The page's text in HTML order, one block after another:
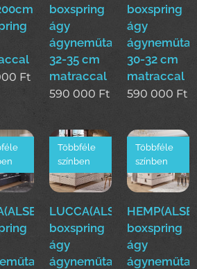
Ft
boxspring
ágy
ágyneműtartóval
32-35 cm
matraccal
590 000 Ft
boxspring
ágy
30-32 cm
matraccal
590 000 Ft
LUCCA(ALSE)160*200cm
boxspring
ágy
ágyneműtartóval
Többféle
színben
boxspring
ágy
Többféle
színben